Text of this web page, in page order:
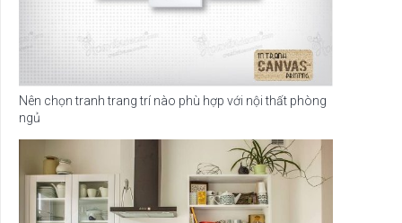
Nên chọn tranh trang trí nào phù hợp với nội thất phòng
ngủ